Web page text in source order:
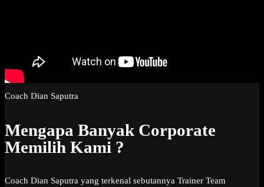
Coach Dian Saputra
Mengapa Banyak Corporate
Memilih Kami ?
Coach Dian Saputra yang terkenal sebutannya Trainer Team